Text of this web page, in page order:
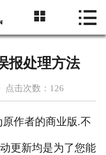
 首页
游戏信息
 
报处理方法
点击次数： 126
作者的商业版.不
更新均是为了您能